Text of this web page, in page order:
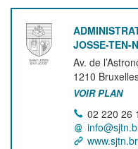
JOSSE-TEN-
Av. de
1210
VOIR PLAN
02 220 26